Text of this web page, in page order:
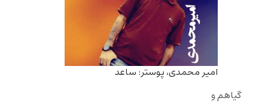
امیر محمدی، پوستر: ساعد
گیاهم و